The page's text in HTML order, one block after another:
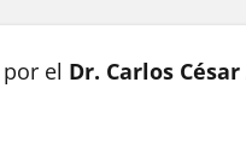
el Dr. Carlos